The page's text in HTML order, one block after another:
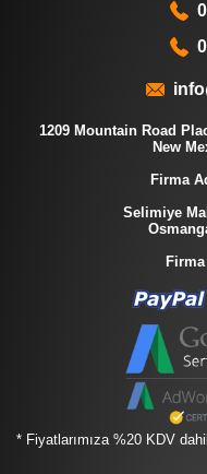
1209 Mountain Road
New
Firma
Selimiye
Firma
* Fiyatlarımıza %20 KDV